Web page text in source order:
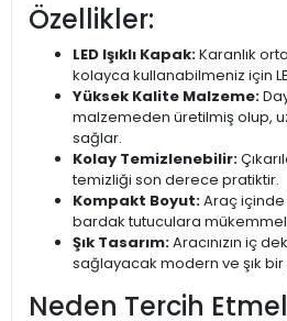
Özellikler:
LED Işıklı Kapak:Karanlık
kolayca kullanabilmeniz için
Yüksek Kalite Malzeme:
malzemeden üretilmiş olup,
sağlar.
Kolay Temizlenebilir:
temizliği son derece pratiktir.
Kompakt Boyut:Araç
bardak tutuculara
Şık Tasarım:Aracınızın iç
sağlayacak modern ve şık
Neden Tercih